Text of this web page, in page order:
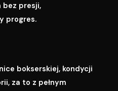
bez presji,
progres.
bokserskiej, kondycji
za to z pełnym